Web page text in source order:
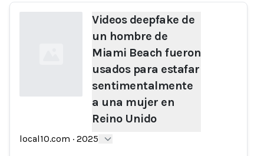
Videos deepfake de
un hombre de
Miami Beach fueron
usados para estafar
sentimentalmente
a una mujer en
Reino Unido
local10.com · 2025